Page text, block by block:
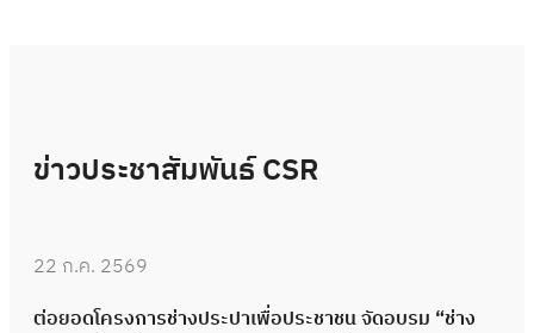
ข่าวประชาสัมพันธ์ CSR
22 ก.ค. 2569
ต่อยอดโครงการช่างประปาเพื่อประชาชน จัดอบรม “ช่าง